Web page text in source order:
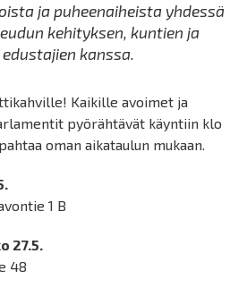
ja puheenaiheista yhdessä
kehityksen, kuntien ja
kanssa.
Kaikille avoimet ja
pyörähtävät käyntiin klo
oman aikataulun mukaan.
1 B
27.5.
48